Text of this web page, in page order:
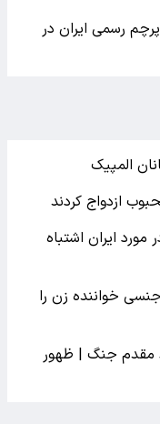
رسمی ایران در
المپیک
ازدواج کردند
مورد ایران اشتباه
خواننده زن را
مقدم جنگ | ظهور